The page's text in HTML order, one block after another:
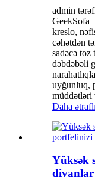
admin
GeekSofa
kreslo,
cəhətdən
sadəcə toz
dəbdəbəli
uyğunluq,
müddətləri
Daha
Yüksək